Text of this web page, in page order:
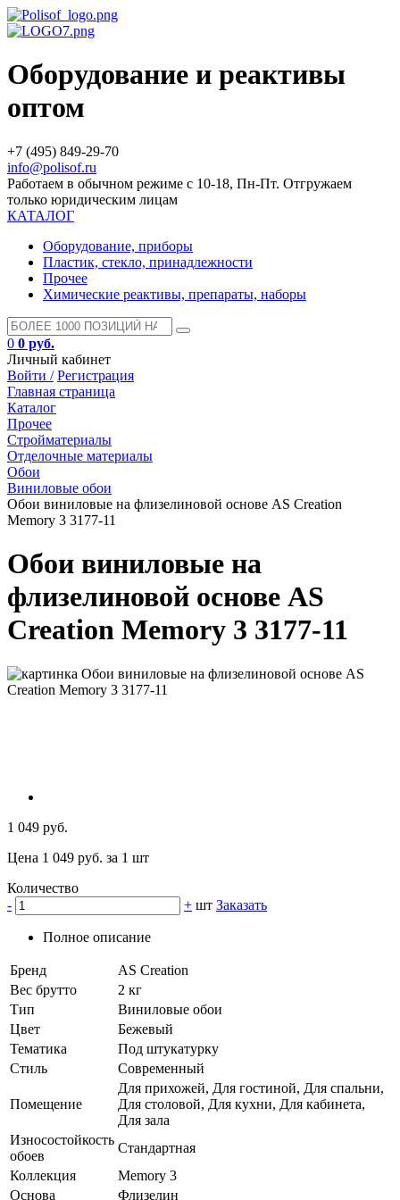
Оборудование и реактивы
оптом
+7 (495) 849-29-70
info@polisof.ru
Работаем в обычном режиме с 10-18, Пн-Пт. Отгружаем
только юридическим лицам
КАТАЛОГ
Оборудование, приборы
Пластик, стекло, принадлежности
Прочее
Химические реактивы, препараты, наборы
0 0 руб.
Личный кабинет
Войти / Регистрация
Главная страница
Каталог
Прочее
Стройматериалы
Отделочные материалы
Обои
Виниловые обои
Обои виниловые на флизелиновой основе AS Creation
Memory 3 3177-11
Обои виниловые на
флизелиновой основе AS
Creation Memory 3 3177-11
1 049 руб.
Цена 1 049 руб. за 1 шт
Количество
-
+ шт Заказать
Полное описание
Бренд
AS Creation
Вес брутто
2 кг
Тип
Виниловые обои
Цвет
Бежевый
Тематика
Под штукатурку
Стиль
Современный
Помещение
Для прихожей, Для гостиной, Для спальни,
Для столовой, Для кухни, Для кабинета,
Для зала
Износостойкость
обоев
Стандартная
Коллекция
Memory 3
Основа
Флизелин